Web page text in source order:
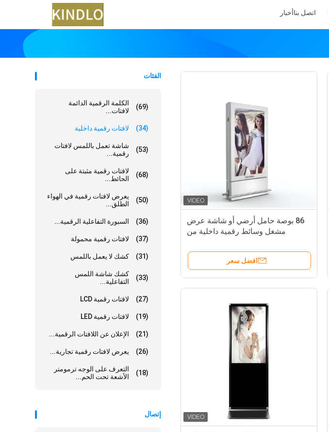
اتصل بناأخبار
الفئات
الكلمة الرقمية الدائمة
لافتات...
(69)
لافتات رقمية داخلية (34)
شاشة تعمل باللمس لافتات
رقمية...
(53)
لافتات رقمية مثبتة على
الحائط...
(68)
يعرض لافتات رقمية في الهواء
الطلق...
(50)
السبورة التفاعلية الرقمية... (36)
لافتات رقمية محمولة (37)
كشك لا يعمل باللمس (31)
كشك شاشة اللمس
التفاعلية...
(33)
لافتات رقمية LCD (27)
لافتات رقمية LED (19)
الإعلان عن اللافتات الرقمية... (21)
يعرض لافتات رقمية تجارية... (26)
التعرف على الوجه ترمومتر
الأشعة تحت الحم...
(18)
إتصال
86 بوصة حامل أرضي أو شاشة عرض
مشغل وسائط رقمية داخلية من
افضل سعر